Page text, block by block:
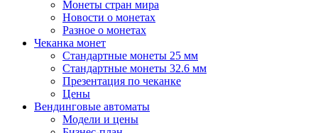
Монеты стран мира
Новости о монетах
Разное о монетах
Чеканка монет
Стандартные монеты 25 мм
Стандартные монеты 32.6 мм
Презентация по чеканке
Цены
Вендинговые автоматы
Модели и цены